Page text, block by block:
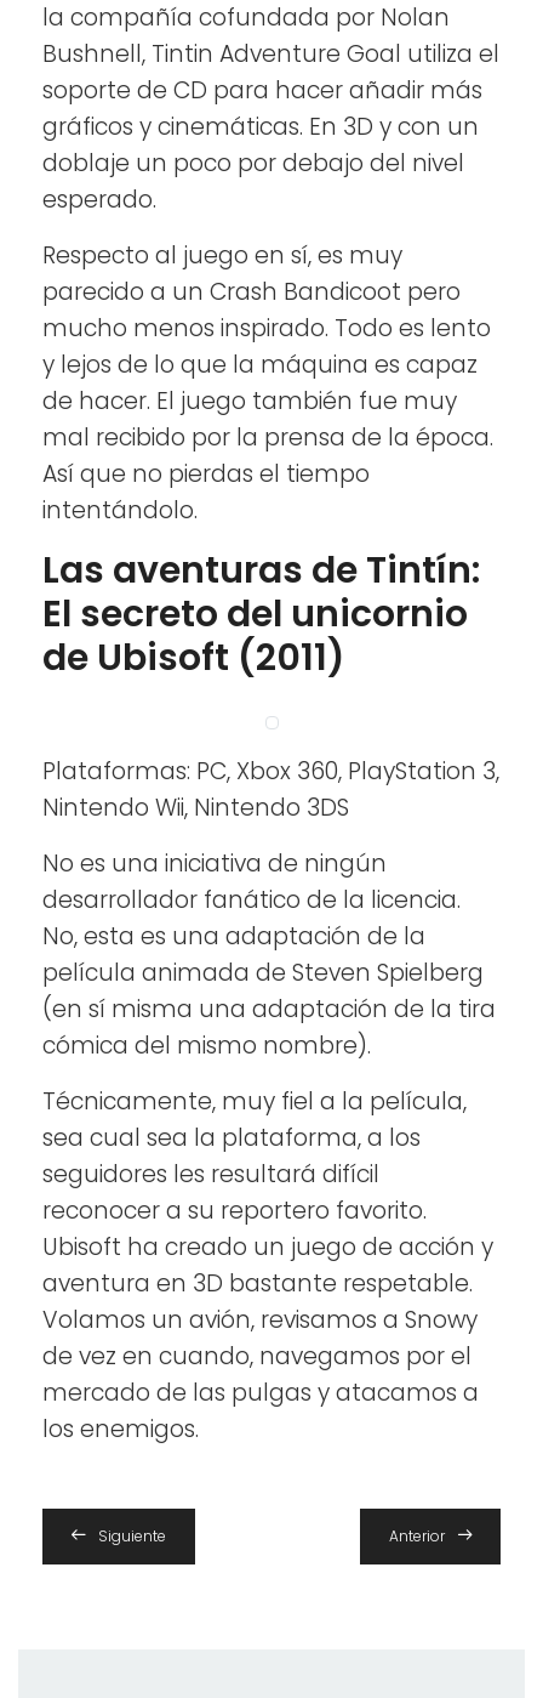
la compañía cofundada por Nolan
Bushnell, Tintin Adventure Goal utiliza el
soporte de CD para hacer añadir más
gráficos y cinemáticas. En 3D y con un
doblaje un poco por debajo del nivel
esperado.
Respecto al juego en sí, es muy
parecido a un Crash Bandicoot pero
mucho menos inspirado. Todo es lento
y lejos de lo que la máquina es capaz
de hacer. El juego también fue muy
mal recibido por la prensa de la época.
Así que no pierdas el tiempo
intentándolo.
Las aventuras de Tintín:
El secreto del unicornio
de Ubisoft (2011)
Plataformas: PC, Xbox 360, PlayStation 3,
Nintendo Wii, Nintendo 3DS
No es una iniciativa de ningún
desarrollador fanático de la licencia.
No, esta es una adaptación de la
película animada de Steven Spielberg
(en sí misma una adaptación de la tira
cómica del mismo nombre).
Técnicamente, muy fiel a la película,
sea cual sea la plataforma, a los
seguidores les resultará difícil
reconocer a su reportero favorito.
Ubisoft ha creado un juego de acción y
aventura en 3D bastante respetable.
Volamos un avión, revisamos a Snowy
de vez en cuando, navegamos por el
mercado de las pulgas y atacamos a
los enemigos.
Siguiente Anterior